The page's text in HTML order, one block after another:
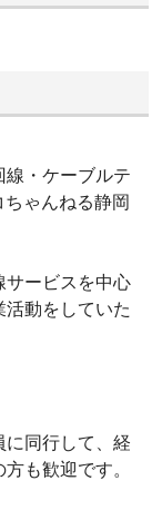
・ケーブルテ
ゃんねる静岡
サービスを中心
動をしていた
に同行して、経
も歓迎です。